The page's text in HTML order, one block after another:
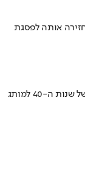
אותה לפסגת
איך אסם הפכה את תקופת הצנע והמחסור הקשה של שנות ה-40 למותג